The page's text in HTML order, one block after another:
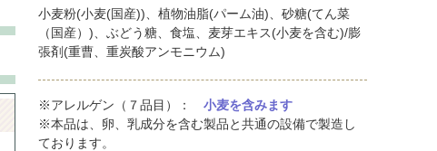
小麦粉(小麦(国産))、植物油脂(パーム油)、砂糖(てん菜
（国産）)、ぶどう糖、食塩、麦芽エキス(小麦を含む)/膨
張剤(重曹、重炭酸アンモニウム)
※アレルゲン（７品目）： 小麦を含みます
※本品は、卵、乳成分を含む製品と共通の設備で製造し
ております。